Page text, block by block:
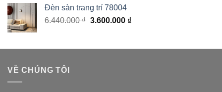
2.070 ₫.là:
1.150 ₫.
Đèn sàn trang trí 78004
6.440.000₫ Giá
6.440.000 ₫.
3.600.000 ₫Giá
là:
VỀ CHÚNG TÔI